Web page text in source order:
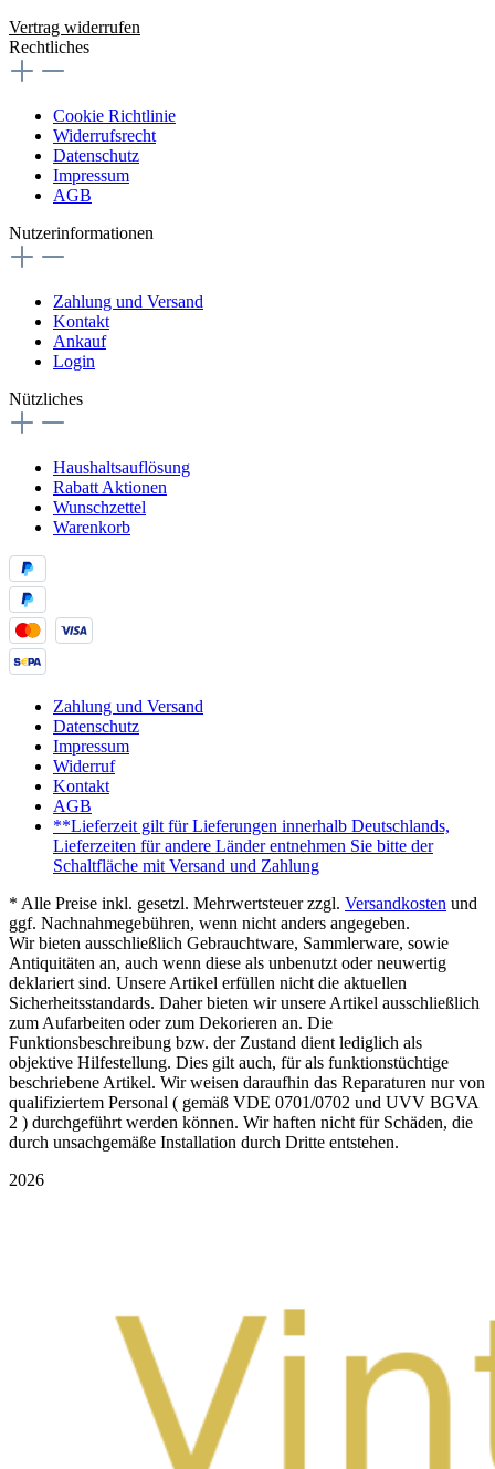
Vertrag widerrufen
Rechtliches
Cookie Richtlinie
Widerrufsrecht
Datenschutz
Impressum
AGB
Nutzerinformationen
Zahlung und Versand
Kontakt
Ankauf
Login
Nützliches
Haushaltsauflösung
Rabatt Aktionen
Wunschzettel
Warenkorb
Zahlung und Versand
Datenschutz
Impressum
Widerruf
Kontakt
AGB
**Lieferzeit gilt für Lieferungen innerhalb Deutschlands,
Lieferzeiten für andere Länder entnehmen Sie bitte der
Schaltfläche mit Versand und Zahlung
* Alle Preise inkl. gesetzl. Mehrwertsteuer zzgl. Versandkosten und
ggf. Nachnahmegebühren, wenn nicht anders angegeben.
Wir bieten ausschließlich Gebrauchtware, Sammlerware, sowie
Antiquitäten an, auch wenn diese als unbenutzt oder neuwertig
deklariert sind. Unsere Artikel erfüllen nicht die aktuellen
Sicherheitsstandards. Daher bieten wir unsere Artikel ausschließlich
zum Aufarbeiten oder zum Dekorieren an. Die
Funktionsbeschreibung bzw. der Zustand dient lediglich als
objektive Hilfestellung. Dies gilt auch, für als funktionstüchtige
beschriebene Artikel. Wir weisen daraufhin das Reparaturen nur von
qualifiziertem Personal ( gemäß VDE 0701/0702 und UVV BGVA
2 ) durchgeführt werden können. Wir haften nicht für Schäden, die
durch unsachgemäße Installation durch Dritte entstehen.
2026